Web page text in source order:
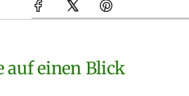
auf einen Blick